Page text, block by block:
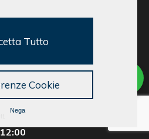
Cookie Policy
Tutto
Cookie
Nega